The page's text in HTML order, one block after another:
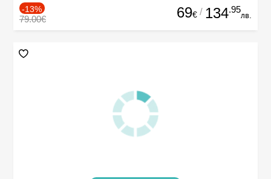
-13%
79.00€ 69€ / 134.95
лв.